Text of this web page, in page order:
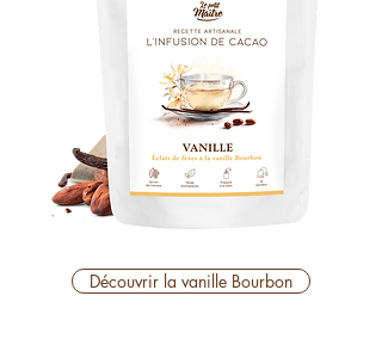
Découvrir la vanille Bourbon